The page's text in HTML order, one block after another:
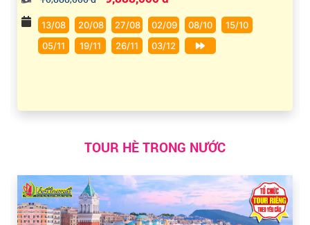
13/08 20/08 27/08 02/09 08/10
15/10
05/11
19/11 26/11 03/12
TOUR HÈ TRONG NƯỚC